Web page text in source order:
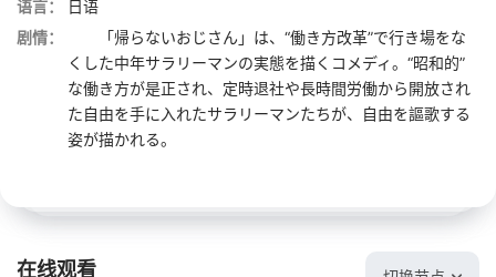
语言：
日语
剧情：
「帰らないおじさん」は、“働き方改革”で行き場をな
くした中年サラリーマンの実態を描くコメディ。“昭和的”
な働き方が是正され、定時退社や長時間労働から開放され
た自由を手に入れたサラリーマンたちが、自由を謳歌する
姿が描かれる。
在线观看